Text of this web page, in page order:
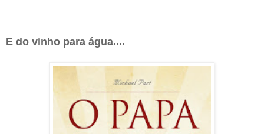
E do vinho para água....